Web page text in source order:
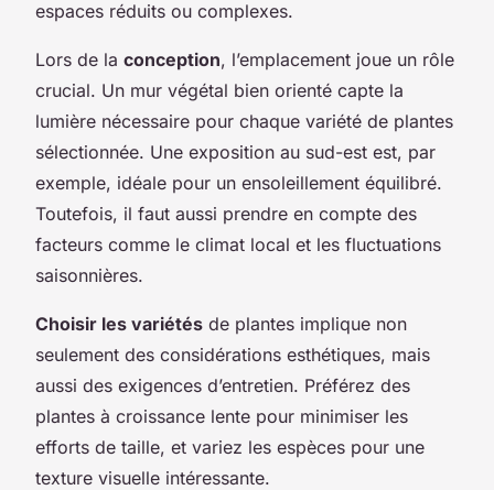
espaces réduits ou complexes.
Lors de la conception, l’emplacement joue un rôle
crucial. Un mur végétal bien orienté capte la
lumière nécessaire pour chaque variété de plantes
sélectionnée. Une exposition au sud-est est, par
exemple, idéale pour un ensoleillement équilibré.
Toutefois, il faut aussi prendre en compte des
facteurs comme le climat local et les fluctuations
saisonnières.
Choisir les variétés de plantes implique non
seulement des considérations esthétiques, mais
aussi des exigences d’entretien. Préférez des
plantes à croissance lente pour minimiser les
efforts de taille, et variez les espèces pour une
texture visuelle intéressante.